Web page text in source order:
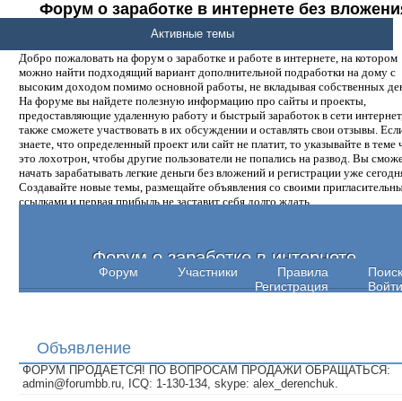
Форум о заработке в интернете без
денег.
Добро пожаловать на форум о заработке и работе в интернете, на котором
можно найти подходящий вариант дополнительной подработки на дому с
высоким доходом помимо основной работы, не вкладывая собственных
На форуме вы найдете полезную информацию про сайты и проекты,
предоставляющие удаленную работу и быстрый заработок в сети
также сможете участвовать в их обсуждении и оставлять свои отзывы.
знаете, что определенный проект или сайт не платит, то указывайте в теме
это лохотрон, чтобы другие пользователи не попались на развод. Вы
начать зарабатывать легкие деньги без вложений и регистрации уже
Создавайте новые темы, размещайте объявления со своими
ссылками и первая прибыль не заставит себя долго ждать.
Форум о заработке в интернете
Форум Участники Правила
Поиск
Регистрация
Войти
Активные темы
Объявление
ФОРУМ ПРОДАЕТСЯ! ПО ВОПРОСАМ ПРОДАЖИ ОБРАЩАТЬСЯ:
admin@forumbb.ru, ICQ: 1-130-134, skype: alex_derenchuk.